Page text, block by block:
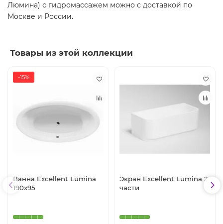
Люмина) с гидромассажем можно с доставкой по
Москве и России.
Товары из этой коллекции
-15%
Ванна Excellent Lumina
190x95
Экран Excellent Lumina 2
части